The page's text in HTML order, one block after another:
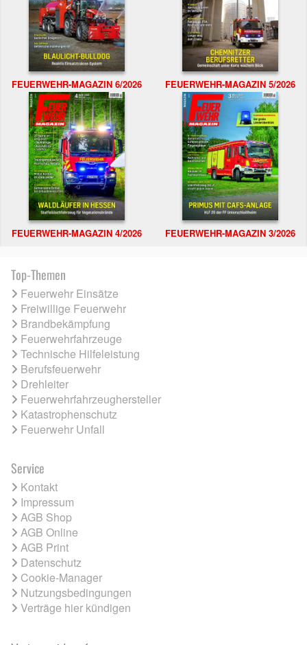
FEUERWEHR-MAGAZIN 6/2026 FEUERWEHR-MAGAZIN 5/2026
FEUERWEHR-MAGAZIN 4/2026 FEUERWEHR-MAGAZIN 3/2026
Top-Themen
Feuerwehr Einsätze
Freiwillige Feuerwehr
Brandbekämpfung
Feuerwehrfahrzeuge
Technische Hilfeleistung
Berufsfeuerwehr
Drehleiter
Feuerwehrfahrzeughersteller
Katastrophenschutz
Feuerwehr Unfall
Service
Kontakt
Impressum
AGB Shop
AGB Online
AGB Print
Datenschutz
Cookie-Manager
Nutzungsbedingungen
Verträge hier kündigen